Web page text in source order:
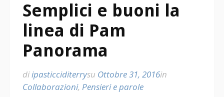
Semplici e buoni la
linea di Pam
Panorama
diipasticciditerrysu Ottobre 31, 2016in
Collaborazioni, Pensieri e parole